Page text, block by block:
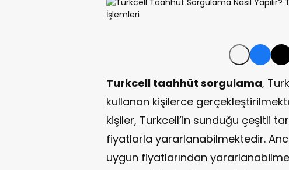
Turkcell taahhüt sorgulama,
kullanan kişilerce
kişiler, Turkcell’in sunduğu çeşitli
fiyatlarla yararlanabilmektedir.
uygun fiyatlarından